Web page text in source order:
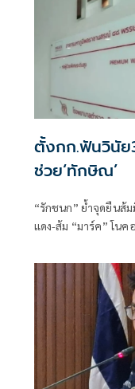
ตั้งกก.ฟันวินัย
ช่วย‘ทักษิณ’
“รักชนก” ย้ำจุดยืนส้ม
แดง-ส้ม “มาร์ค” โน